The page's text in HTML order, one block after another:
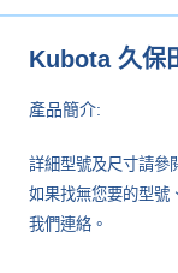
Kubota 久保
產品簡介:
詳細型號及尺寸請參
如果找無您要的型號
我們連絡。